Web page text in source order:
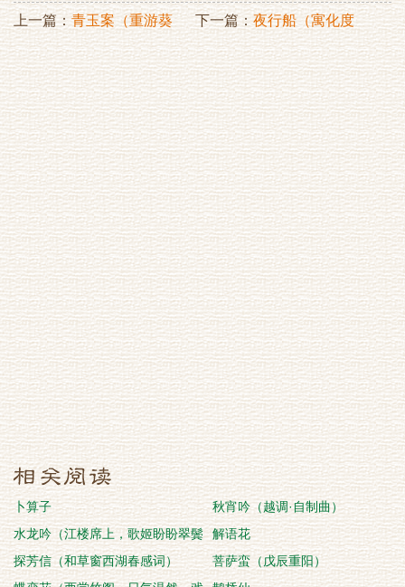
上一篇：青玉案（重游葵
园）
下一篇：夜行船（寓化度
寺）
卜算子
秋宵吟（越调·自制曲）
水龙吟（江楼席上，歌姬盼盼翠鬓
侑樽，酒行弹琵琶
解语花
探芳信（和草窗西湖春感词）
菩萨蛮（戊辰重阳）